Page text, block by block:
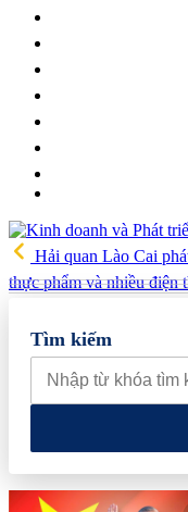
Hải quan Lào Cai
thực phẩm và nhiều điện
các cửa hàng rau củ quả
đến nâng cao năng lực
Tổng Bí thư, Chủ
nền kinh tế tương lai
Tìm kiếm